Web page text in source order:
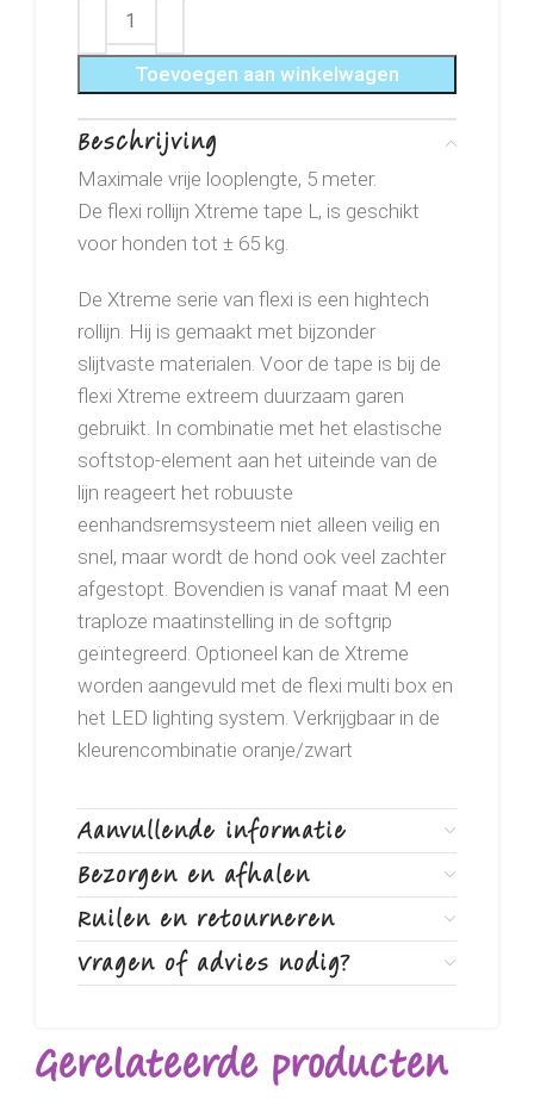
Toevoegen aan winkelwagen
Beschrijving
Maximale vrije looplengte, 5 meter.
De flexi rollijn Xtreme tape L, is geschikt
voor honden tot ± 65 kg.
De Xtreme serie van flexi is een hightech
rollijn. Hij is gemaakt met bijzonder
slijtvaste materialen. Voor de tape is bij de
flexi Xtreme extreem duurzaam garen
gebruikt. In combinatie met het elastische
softstop-element aan het uiteinde van de
lijn reageert het robuuste
eenhandsremsysteem niet alleen veilig en
snel, maar wordt de hond ook veel zachter
afgestopt. Bovendien is vanaf maat M een
traploze maatinstelling in de softgrip
geïntegreerd. Optioneel kan de Xtreme
worden aangevuld met de flexi multi box en
het LED lighting system. Verkrijgbaar in de
kleurencombinatie oranje/zwart
Aanvullende informatie
Bezorgen en afhalen
Ruilen en retourneren
Vragen of advies nodig?
Gerelateerde producten